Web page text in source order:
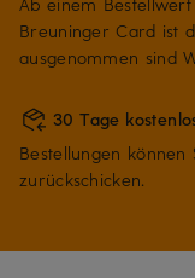
Breuninger Card ist
ausgenommen sind
30 Tage
Bestellungen
zurückschicken.